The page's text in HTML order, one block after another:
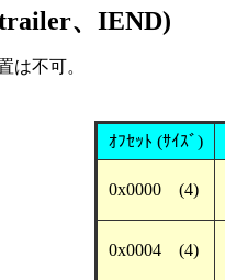
、IEND)
は不可。
ｵﾌｾｯﾄ (ｻｲｽﾞ)
0x0000 (4)
0x0004 (4)